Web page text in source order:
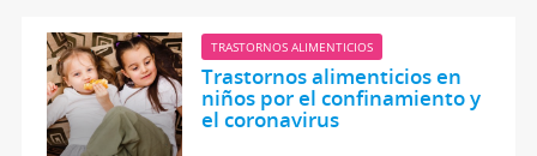
TRASTORNOS ALIMENTICIOS
Trastornos alimenticios en
niños por el confinamiento y
el coronavirus